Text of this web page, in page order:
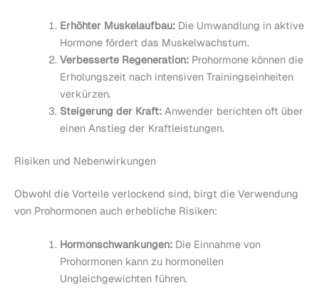
Erhöhter Muskelaufbau:Die Umwandlung in aktive
Hormone fördert das Muskelwachstum.
Verbesserte Regeneration:Prohormone können die
Erholungszeit nach intensiven Trainingseinheiten
verkürzen.
Steigerung der Kraft:Anwender berichten oft über
einen Anstieg der Kraftleistungen.
Risiken und Nebenwirkungen
Obwohl die Vorteile verlockend sind, birgt die Verwendung
von Prohormonen auch erhebliche Risiken:
Hormonschwankungen:Die Einnahme von
Prohormonen kann zu hormonellen
Ungleichgewichten führen.